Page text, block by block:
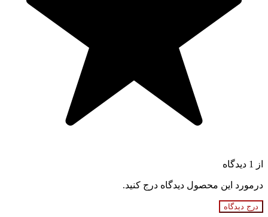
از 1 دیدگاه
درمورد این محصول دیدگاه درج کنید.
درج دیدگاه